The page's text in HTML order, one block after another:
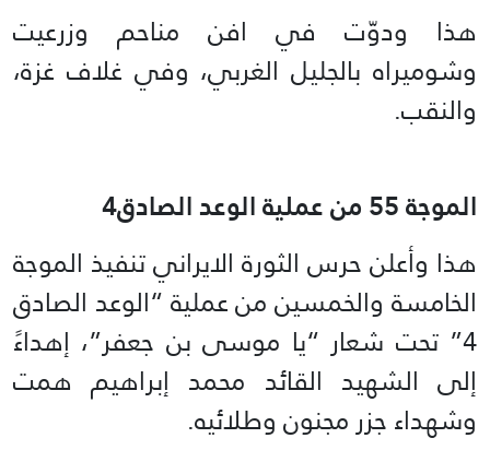
هذا ودوّت في افن مناحم وزرعيت
وشوميراه بالجليل الغربي، وفي غلاف غزة،
والنقب.
الموجة 55 من عملية الوعد الصادق4
هذا وأعلن حرس الثورة الايراني تنفيذ الموجة
الخامسة والخمسين من عملية “الوعد الصادق
4” تحت شعار “يا موسى بن جعفر”، إهداءً
إلى الشهيد القائد محمد إبراهيم همت
وشهداء جزر مجنون وطلائيه.